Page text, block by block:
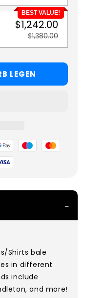
BEST VALUE!
$1,242.00
$1,380.00
LEGEN
Shirts bale
in different
include
and more!